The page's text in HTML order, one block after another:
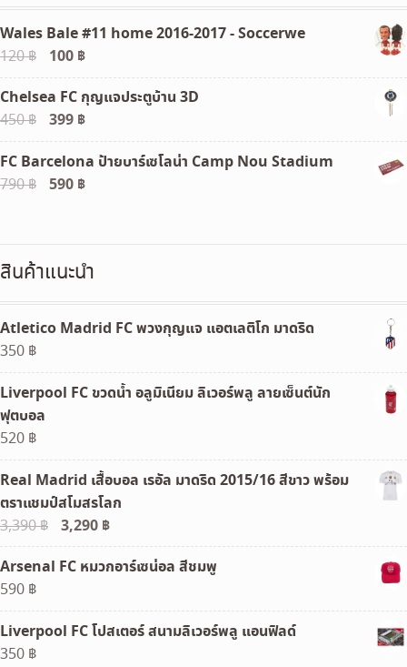
Wales Bale #11 home 2016-2017 - Soccerwe
120฿
Original
price
was:
120 ฿.
100 ฿Current
price
is:
100 ฿.
Chelsea FC กุญแจประตูบ้าน 3D
450฿
Original
price
was:
450 ฿.
399 ฿Current
price
is:
399 ฿.
FC Barcelona ป้ายบาร์เซโลน่า Camp Nou Stadium
790฿
Original
590 ฿Current
สินค้าแนะนำ
Atletico Madrid FC พวงกุญแจ แอตเลติโก มาดริด
350 ฿
Liverpool FC ขวดน้ำ อลูมิเนียม ลิเวอร์พลู ลายเซ็นต์นัก
ฟุตบอล
520 ฿
Real Madrid เสื้อบอล เรอัล มาดริด 2015/16 สีขาว พร้อม
ตราแชมป์สโมสรโลก
3,390฿
Original
price
was:
3,290 ฿Current
price
is:
Arsenal FC หมวกอาร์เซน่อล สีชมพู
590 ฿
Liverpool FC โปสเตอร์ สนามลิเวอร์พลู แอนฟิลด์
350 ฿